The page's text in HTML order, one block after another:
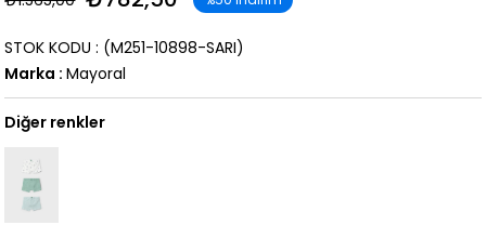
(M251-10898-SARI)
STOK KODU
Marka : Mayoral
Diğer renkler